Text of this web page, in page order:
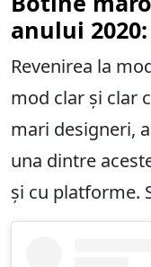
anului
Revenirea la
mod clar și clar
mari designeri,
una dintre
și cu platforme.